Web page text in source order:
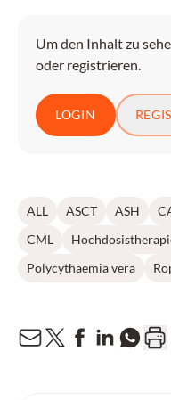
Um den Inhalt zu
oder registrieren.
LOGIN
ALL ASCT ASH
CML
Polycythaemia vera